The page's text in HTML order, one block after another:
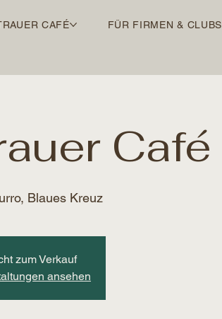
CAFÉ FÜR FIRMEN & CLUBS
Café
Blaues Kreuz
zum Verkauf
ansehen